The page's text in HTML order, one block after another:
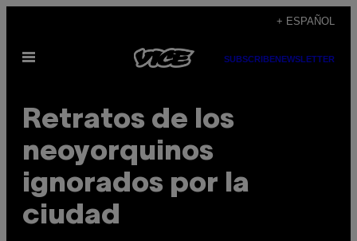
contenido
+ ESPAÑOL
Abrir
SUBSCRIBENEWSLETTER
Retratos de los
neoyorquinos
ignorados por la
ciudad